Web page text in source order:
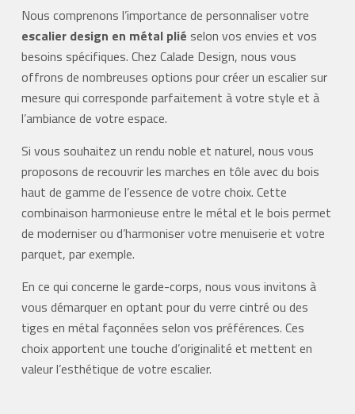
Nous comprenons l’importance de personnaliser votre
escalier design en métal plié selon vos envies et vos
besoins spécifiques. Chez Calade Design, nous vous
offrons de nombreuses options pour créer un escalier sur
mesure qui corresponde parfaitement à votre style et à
l’ambiance de votre espace.
Si vous souhaitez un rendu noble et naturel, nous vous
proposons de recouvrir les marches en tôle avec du bois
haut de gamme de l’essence de votre choix. Cette
combinaison harmonieuse entre le métal et le bois permet
de moderniser ou d’harmoniser votre menuiserie et votre
parquet, par exemple.
En ce qui concerne le garde-corps, nous vous invitons à
vous démarquer en optant pour du verre cintré ou des
tiges en métal façonnées selon vos préférences. Ces
choix apportent une touche d’originalité et mettent en
valeur l’esthétique de votre escalier.